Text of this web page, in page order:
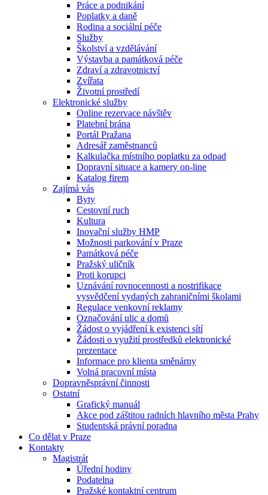
Práce a podnikání
Poplatky a daně
Rodina a sociální péče
Služby
Školství a vzdělávání
Výstavba a památková péče
Zdraví a zdravotnictví
Zvířata
Životní prostředí
Elektronické služby
Online rezervace návštěv
Platební brána
Portál Pražana
Adresář zaměstnanců
Kalkulačka místního poplatku za odpad
Dopravní situace a kamery on-line
Katalog firem
Zajímá vás
Byty
Cestovní ruch
Kultura
Inovační služby HMP
Možnosti parkování v Praze
Památková péče
Pražský uličník
Proti korupci
Uznávání rovnocennosti a nostrifikace
vysvědčení vydaných zahraničními školami
Regulace venkovní reklamy
Označování ulic a domů
Žádost o vyjádření k existenci sítí
Žádosti o využití prostředků elektronické
prezentace
Informace pro klienta směnárny
Volná pracovní místa
Dopravněsprávní činnosti
Ostatní
Grafický manuál
Akce pod záštitou radních hlavního města Prahy
Studentská právní poradna
Co dělat v Praze
Kontakty
Magistrát
Úřední hodiny
Podatelna
Pražské kontaktní centrum